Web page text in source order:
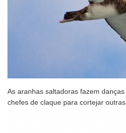
As aranhas saltadoras fazem
chefes de claque para cortejar